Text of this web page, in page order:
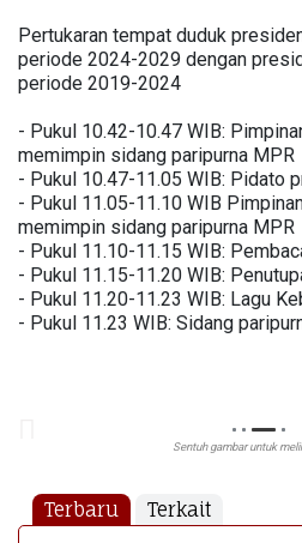
Pertukaran tempat duduk
periode 2024-2029 dengan
periode 2019-2024
- Pukul 10.42-10.47 WIB:
memimpin sidang paripurna MPR
- Pukul 10.47-11.05 WIB: Pidato
- Pukul 11.05-11.10 WIB
memimpin sidang paripurna MPR
- Pukul 11.10-11.15 WIB:
- Pukul 11.15-11.20 WIB:
- Pukul 11.20-11.23 WIB: Lagu
- Pukul 11.23 WIB: Sidang
Sentuh gambar untuk
Terbaru Terkait